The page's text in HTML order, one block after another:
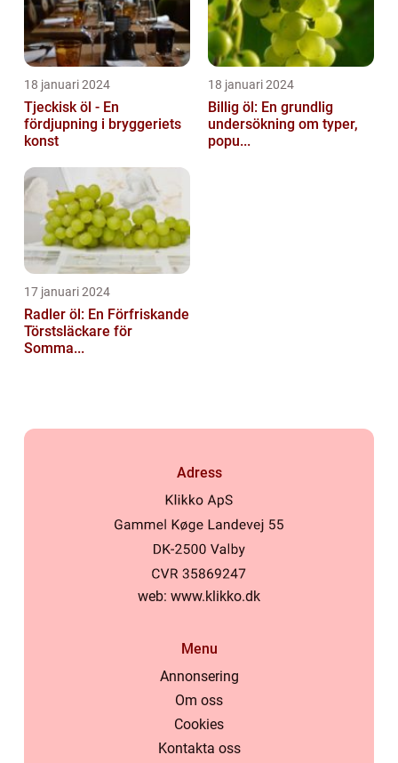
18 januari 2024
Tjeckisk öl - En
fördjupning i bryggeriets
konst
18 januari 2024
Billig öl: En grundlig
undersökning om typer,
popu...
17 januari 2024
Radler öl: En Förfriskande
Törstsläckare för
Somma...
Adress
web: www.klikko.dk
Menu
Annonsering
Om oss
Cookies
Kontakta oss